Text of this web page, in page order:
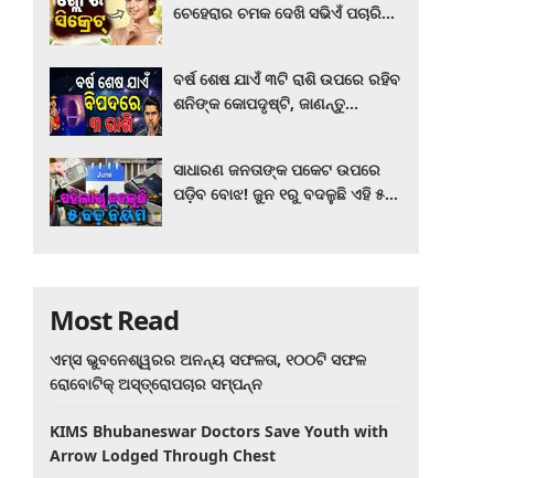
ଚେହେରାର ଚମକ ଦେଖି ସଭିଏଁ ପଚାରିବେ
ବର୍ଷ ଶେଷ ଯାଏଁ ୩ଟି ରାଶି ଉପରେ ରହିବ
ଶନିଙ୍କ କୋପଦୃଷ୍ଟି, ଜାଣନ୍ତୁ
ସାଧାରଣ ଜନତାଙ୍କ ପକେଟ ଉପରେ
ପଡ଼ିବ ବୋଝ! ଜୁନ ୧ରୁ ବଦଳୁଛି ଏହି ୫
Most Read
ଏମ୍ସ ଭୁବନେଶ୍ୱରର ଅନନ୍ୟ ସଫଳତା, ୧୦୦ଟି ସଫଳ
ରୋବୋଟିକ୍ ଅସ୍ତ୍ରୋପଚାର ସମ୍ପନ୍ନ
KIMS Bhubaneswar Doctors Save Youth with
Arrow Lodged Through Chest